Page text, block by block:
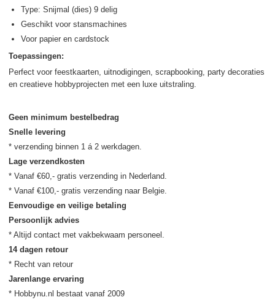
Type: Snijmal (dies) 9 delig
Geschikt voor stansmachines
Voor papier en cardstock
Toepassingen:
Perfect voor feestkaarten, uitnodigingen, scrapbooking, party decoraties
en creatieve hobbyprojecten met een luxe uitstraling.
Geen minimum bestelbedrag
Snelle levering
Lage verzendkosten
* Vanaf €60,- gratis verzending in Nederland.
Eenvoudige en veilige betaling
Persoonlijk advies
14 dagen retour
Jarenlange ervaring
* Hobbynu.nl bestaat vanaf 2009